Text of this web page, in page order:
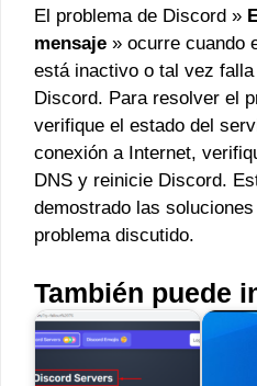
El problema de Discord »
mensaje » ocurre cuando
está inactivo o tal vez
Discord. Para resolver el
verifique el estado del
conexión a Internet,
DNS y reinicie Discord.
demostrado las
problema discutido.
También puede